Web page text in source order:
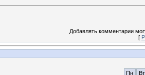
Добавлять комментарии
[
Пн
Вт